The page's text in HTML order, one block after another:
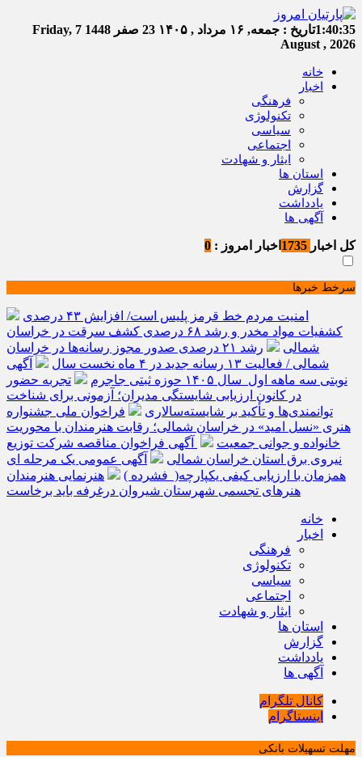
1:40:35تاریخ : جمعه, ۱۶ مرداد , ۱۴۰۵ 23 صفر 1448
Friday, 7
August , 2026
خانه
اخبار
فرهنگی
تکنولوژی
سیاسی
اجتماعی
ایثار و شهادت
استان ها
گزارش
یادداشت
آگهی ها
کل اخبار اخبار امروز : 0
سرخط خبرها
امنیت مردم خط قرمز پلیس است/ افزایش ۴۳ درصدی
کشفیات مواد مخدر و رشد ۶۸ درصدی کشف سرقت در خراسان
شمالی
رشد ۲۱ درصدی صدور مجوز رسانه‌ها در خراسان
شمالی / فعالیت ۱۳ رسانه جدید در ۴ ماه نخست سال
آگهی
نوبتی سه ماهه اول سال ۱۴۰۵ حوزه ثبتی جاجرم
تجربه حضور
در کانون ارزیابی شایستگی مدیران؛ آزمونی برای شناخت
توانمندی‌ها و تأکید بر شایسته‌سالاری
فراخوان ملی جشنواره
هنری «نسل امید» در خراسان شمالی؛ رقابت هنرمندان با محوریت
خانواده و جوانی جمعیت
آگهی فراخوان مناقصه شرکت توزیع
نیروی برق استان خراسان شمالی
آگهی عمومی یک مرحله ای
همزمان با ارزیابی کیفی یکپارچه( فشرده )
هنرنمایی هنرمندان
هنرهای تجسمی شهرستان شیروان درغرفه باید برخاست
خانه
اخبار
فرهنگی
تکنولوژی
سیاسی
اجتماعی
ایثار و شهادت
استان ها
گزارش
یادداشت
آگهی ها
کانال تلگرام
اینستاگرام
مهلت تسهیلات بانکی